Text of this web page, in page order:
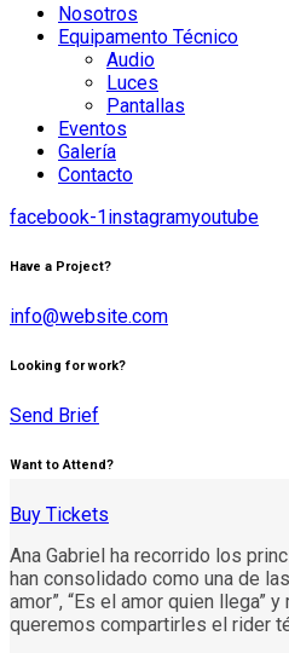
Nosotros
Equipamento Técnico
Audio
Luces
Pantallas
Eventos
Galería
Contacto
facebook-1instagramyoutube
Have a Project?
info@website.com
Looking for work?
Send Brief
Want to Attend?
Buy Tickets
Ana Gabriel ha recorrido los
han consolidado como una de
amor”, “Es el amor quien
queremos compartirles el rider